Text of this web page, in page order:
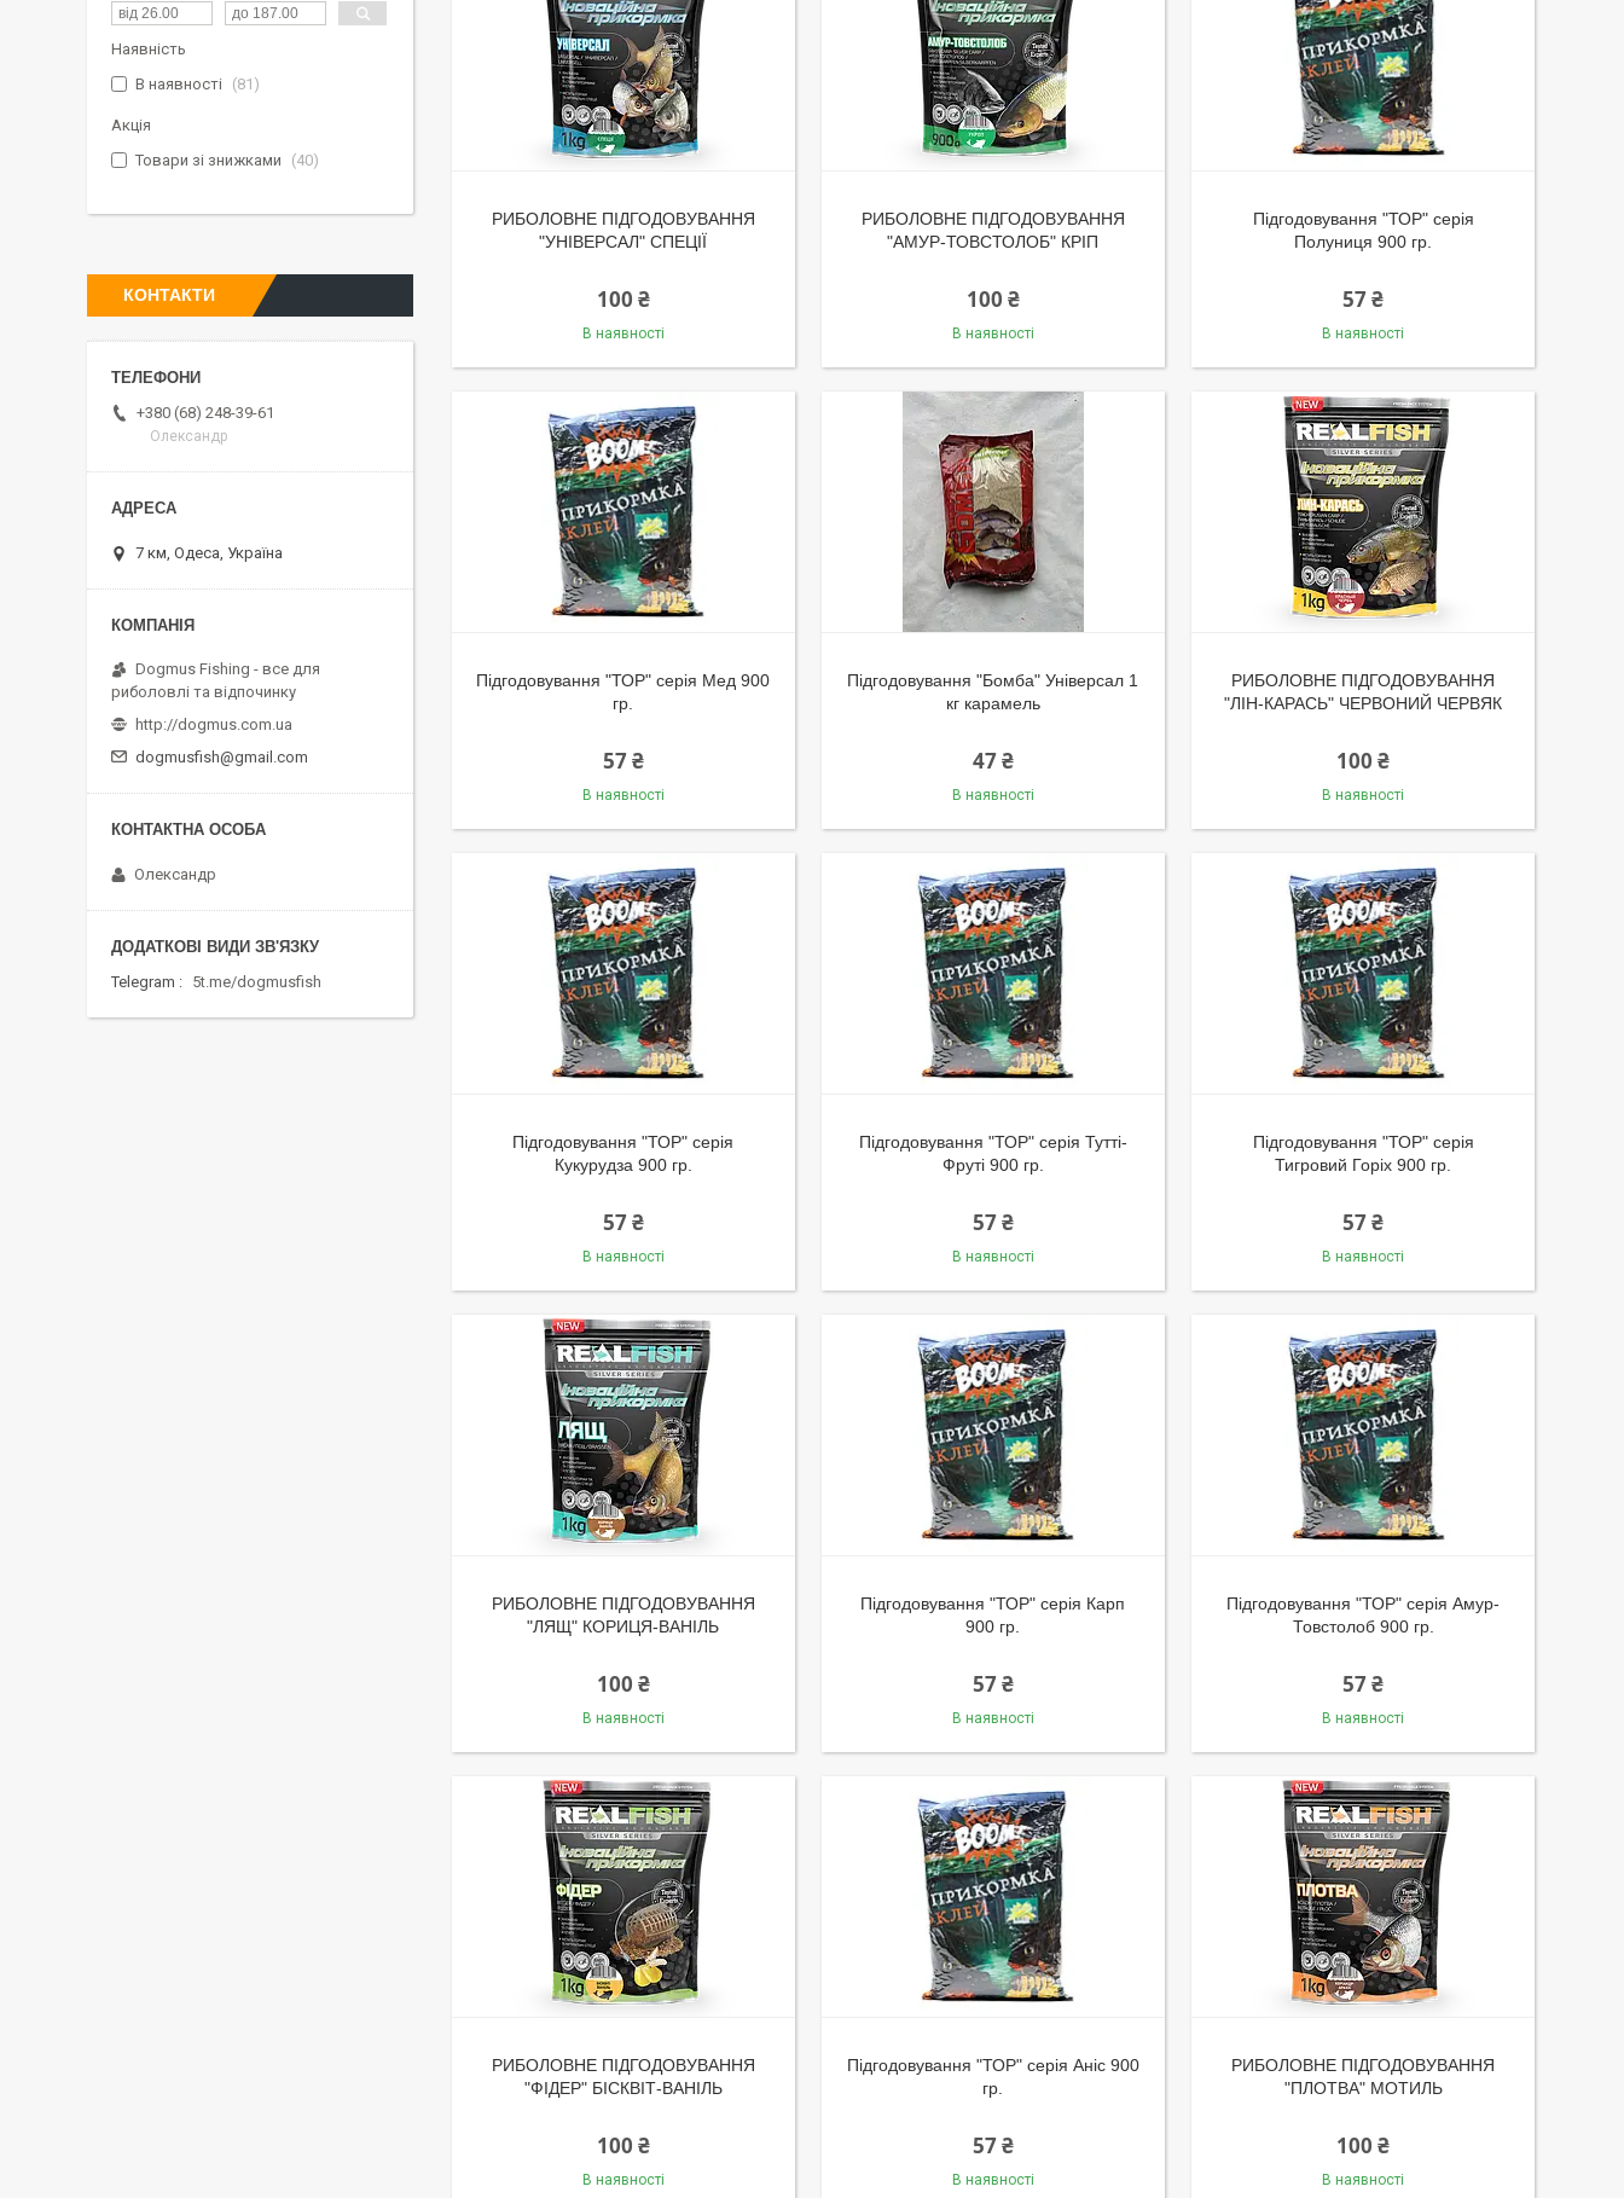
РИБОЛОВНЕ ПІДГОДОВУВАННЯ
"УНІВЕРСАЛ" СПЕЦІЇ
100 ₴
В наявності
РИБОЛОВНЕ ПІДГОДОВУВАННЯ
"АМУР-ТОВСТОЛОБ" КРІП
100 ₴
В наявності
Підгодовування "ТОР" серія
Полуниця 900 гр.
57 ₴
В наявності
Підгодовування "ТОР" серія Мед 900
гр.
57 ₴
В наявності
Підгодовування "Бомба" Універсал 1
кг карамель
47 ₴
В наявності
РИБОЛОВНЕ ПІДГОДОВУВАННЯ
"ЛІН-КАРАСЬ" ЧЕРВОНИЙ ЧЕРВЯК
100 ₴
В наявності
Підгодовування "ТОР" серія
Кукурудза 900 гр.
57 ₴
В наявності
Підгодовування "ТОР" серія Тутті-
Фруті 900 гр.
57 ₴
В наявності
Підгодовування "ТОР" серія
Тигровий Горіх 900 гр.
57 ₴
В наявності
РИБОЛОВНЕ ПІДГОДОВУВАННЯ
"ЛЯЩ" КОРИЦЯ-ВАНІЛЬ
100 ₴
В наявності
Підгодовування "ТОР" серія Карп
900 гр.
57 ₴
В наявності
Підгодовування "ТОР" серія Амур-
Товстолоб 900 гр.
57 ₴
В наявності
РИБОЛОВНЕ ПІДГОДОВУВАННЯ
"ФІДЕР" БІСКВІТ-ВАНІЛЬ
100 ₴
В наявності
Підгодовування "ТОР" серія Аніс 900
гр.
57 ₴
В наявності
РИБОЛОВНЕ ПІДГОДОВУВАННЯ
"ПЛОТВА" МОТИЛЬ
100 ₴
В наявності
Наявність
В наявності
81
Акція
Товари зі знижками
40
КОНТАКТИ
+380 (68) 248-39-61
Олександр
7 км, Одеса, Україна
Dogmus Fishing - все для
риболовлі та відпочинку
http://dogmus.com.ua
dogmusfish@gmail.com
Олександр
Telegram 5t.me/dogmusfish